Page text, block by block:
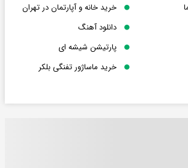
خرید خانه و آپارتمان در تهران
دانلود آهنگ
پارتیشن شیشه ای
خرید ماساژور تفنگی بلکر